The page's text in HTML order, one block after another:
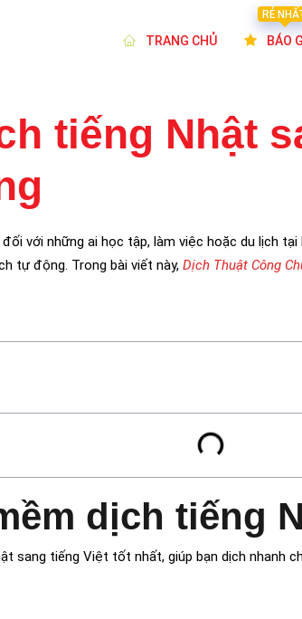
TRANG CHỦ
RẺ
BÁO
tiếng Nhật
với những ai học tập, làm việc hoặc du lịch
tự động. Trong bài viết này, Dịch Thuật Công
dịch tiếng
sang tiếng Việt tốt nhất, giúp bạn dịch nhanh